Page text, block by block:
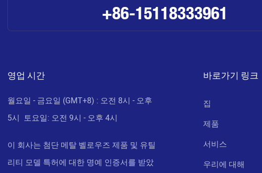
+86-15118333961
영업 시간
월요일 - 금요일 (GMT+8) : 오전 8시 - 오후
5시 토요일: 오전 9시 - 오후 4시
이 회사는 첨단 메탈 벨로우즈 제품 및 유틸
리티 모델 특허에 대한 명예 인증서를 받았
바로가기 링크
집
제품
서비스
우리에 대해